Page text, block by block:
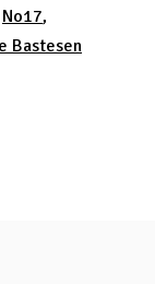
No17,
Bastesen